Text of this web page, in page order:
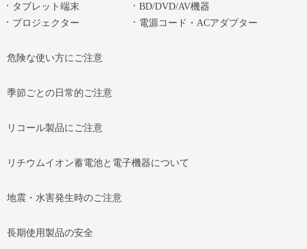
タブレット端末
BD/DVD/AV機器
プロジェクター
電源コード・ACアダプター
危険な使い方にご注意
季節ごとの日常的ご注意
リコール製品にご注意
リチウムイオン蓄電池と電子機器について
地震・水害発生時のご注意
長期使用製品の安全